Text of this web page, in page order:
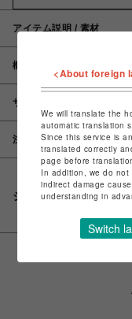
アイテム説明 / 素材
概要
サイズ
注意事項
シェアする
<About foreign
We will translate the
automatic translation
Since this service is
translated correctly
page before
In addition, we do
indirect damage
understanding in
Switch